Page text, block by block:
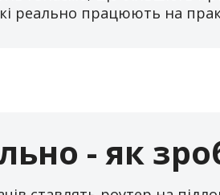
реально працюють на
- як
«Магазин», 1-й пров.